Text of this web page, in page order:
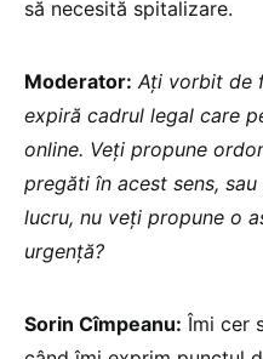
să necesită spitalizare.
Moderator: Ați vorbit de
expiră cadrul legal care
online. Veți propune
pregăti în acest sens,
lucru, nu veți propune o
urgență?
Sorin Cîmpeanu: Îmi cer